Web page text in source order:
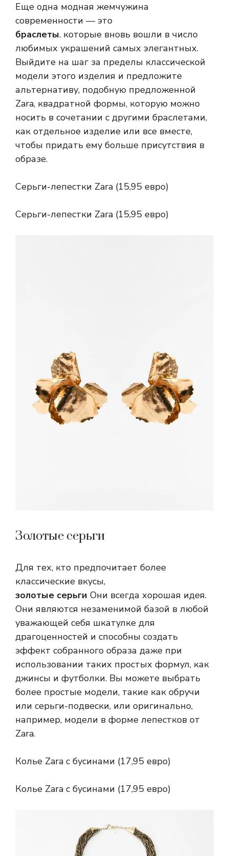
Еще одна модная жемчужина
современности — это
браслеты. которые вновь вошли в число
любимых украшений самых элегантных.
Выйдите на шаг за пределы классической
модели этого изделия и предложите
альтернативу, подобную предложенной
Zara, квадратной формы, которую можно
носить в сочетании с другими браслетами,
как отдельное изделие или все вместе,
чтобы придать ему больше присутствия в
образе.
Серьги-лепестки Zara (15,95 евро)
Серьги-лепестки Zara (15,95 евро)
Золотые серьги
Для тех, кто предпочитает более
классические вкусы,
золотые серьги Они всегда хорошая идея.
Они являются незаменимой базой в любой
уважающей себя шкатулке для
драгоценностей и способны создать
эффект собранного образа даже при
использовании таких простых формул, как
джинсы и футболки. Вы можете выбрать
более простые модели, такие как обручи
или серьги-подвески, или оригинально,
например, модели в форме лепестков от
Zara.
Колье Zara с бусинами (17,95 евро)
Колье Zara с бусинами (17,95 евро)